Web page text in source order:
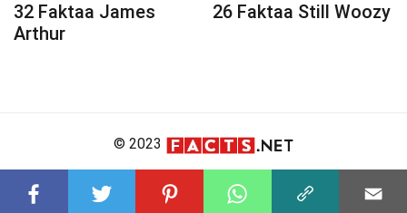
32 Faktaa James
Arthur
26 Faktaa Still Woozy
© 2023
About Us Editorial Policy Meet the Team